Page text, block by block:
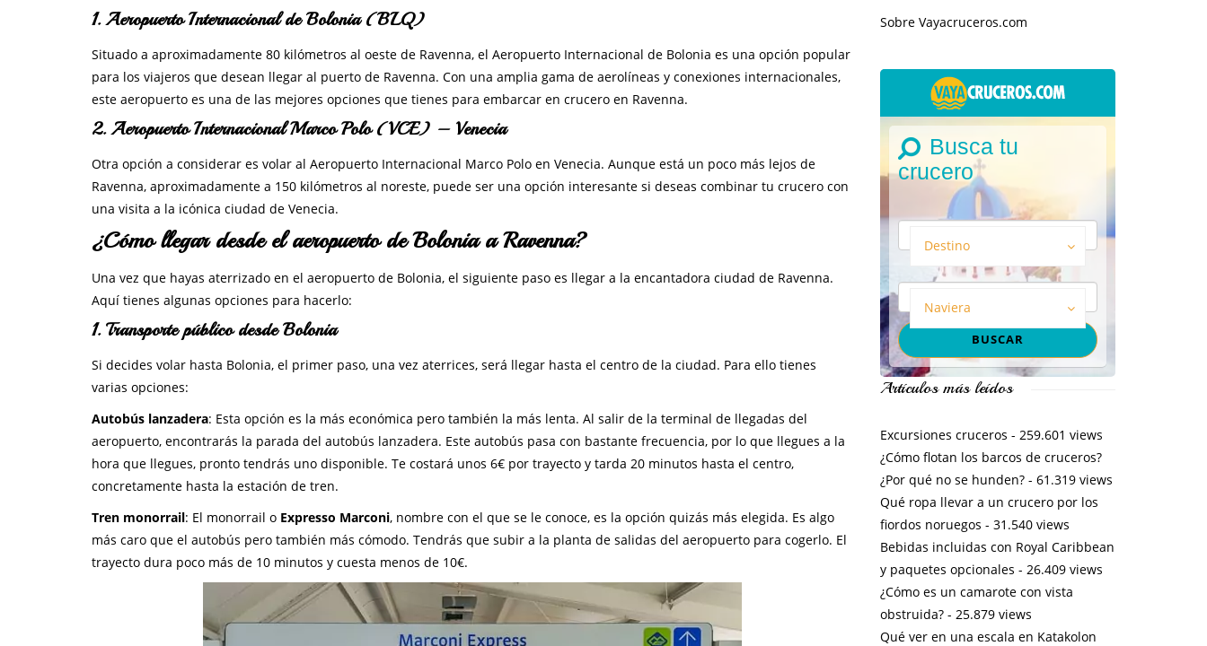
1. Aeropuerto Internacional de Bolonia (BLQ)
Situado a aproximadamente 80 kilómetros al oeste de Ravenna, el Aeropuerto Internacional de Bolonia es una opción popular
para los viajeros que desean llegar al puerto de Ravenna. Con una amplia gama de aerolíneas y conexiones internacionales,
este aeropuerto es una de las mejores opciones que tienes para embarcar en crucero en Ravenna.
2. Aeropuerto Internacional Marco Polo (VCE) – Venecia
Otra opción a considerar es volar al Aeropuerto Internacional Marco Polo en Venecia. Aunque está un poco más lejos de
Ravenna, aproximadamente a 150 kilómetros al noreste, puede ser una opción interesante si deseas combinar tu crucero con
una visita a la icónica ciudad de Venecia.
¿Cómo llegar desde el aeropuerto de Bolonia a Ravenna?
Una vez que hayas aterrizado en el aeropuerto de Bolonia, el siguiente paso es llegar a la encantadora ciudad de Ravenna.
Aquí tienes algunas opciones para hacerlo:
1. Transporte público desde Bolonia
Si decides volar hasta Bolonia, el primer paso, una vez aterrices, será llegar hasta el centro de la ciudad. Para ello tienes
varias opciones:
Autobús lanzadera: Esta opción es la más económica pero también la más lenta. Al salir de la terminal de llegadas del
aeropuerto, encontrarás la parada del autobús lanzadera. Este autobús pasa con bastante frecuencia, por lo que llegues a la
hora que llegues, pronto tendrás uno disponible. Te costará unos 6€ por trayecto y tarda 20 minutos hasta el centro,
concretamente hasta la estación de tren.
Tren monorrail: El monorrail o Expresso Marconi, nombre con el que se le conoce, es la opción quizás más elegida. Es algo
más caro que el autobús pero también más cómodo. Tendrás que subir a la planta de salidas del aeropuerto para cogerlo. El
trayecto dura poco más de 10 minutos y cuesta menos de 10€.
Sobre Vayacruceros.com
Busca tu
crucero
Destino
Naviera
Artículos más leídos
Excursiones cruceros - 259.601 views
¿Cómo flotan los barcos de cruceros?
¿Por qué no se hunden?- 61.319 views
Qué ropa llevar a un crucero por los
fiordos noruegos - 31.540 views
Bebidas incluidas con Royal Caribbean
y paquetes opcionales - 26.409 views
¿Cómo es un camarote con vista
obstruida?- 25.879 views
Qué ver en una escala en Katakolon